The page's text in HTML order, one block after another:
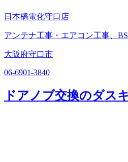
日本橋電化守口店
アンテナ工事・エアコン工事、
大阪府守口市
06-6901-3840
ドアノブ交換のダス